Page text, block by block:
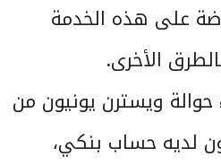
على هذه الخدمة
الأخرى.
حوالة ويسترن يونيون من
لديه حساب بنكي،